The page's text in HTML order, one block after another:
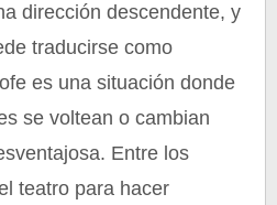
dirección descendente, y
traducirse como
es una situación donde
se voltean o cambian
Entre los
teatro para hacer